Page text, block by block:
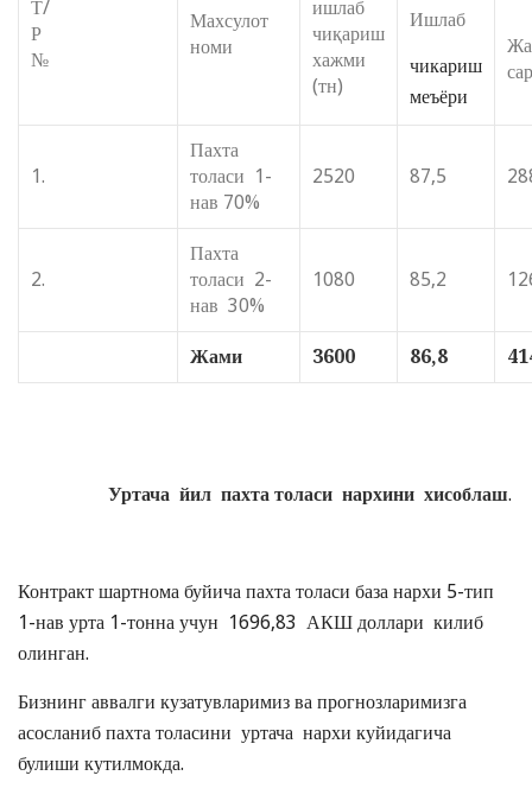
Т/
Р
№
Махсулот
номи
ишлаб
чиқариш
хажми
(тн)
Ишлаб
чикариш
меъёри
1.
Пахта
толаси 1-
нав 70%
2520 87,5
2.
Пахта
толаси 2-
нав 30%
1080 85,2
Жами 3600 86,8
Уртача йил пахта толаси нархини хисоблаш.
Контракт шартнома буйича пахта толаси база нархи 5-тип
1-нав урта 1-тонна учун 1696,83 АКШ доллари килиб
олинган.
Бизнинг аввалги кузатувларимиз ва прогнозларимизга
асосланиб пахта толасини уртача нархи куйидагича
булиши кутилмокда.